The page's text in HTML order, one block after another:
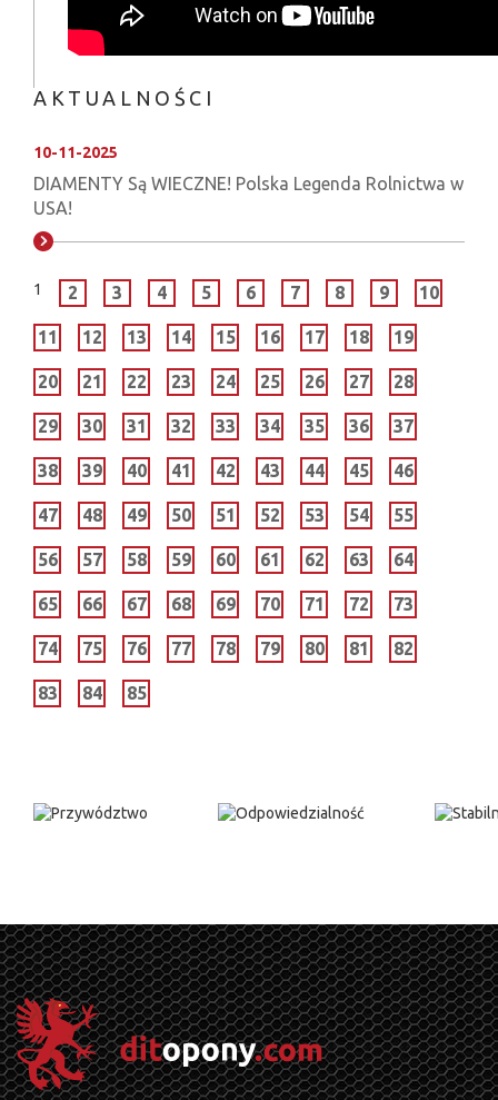
AKTUALNOŚCI
10-11-2025
DIAMENTY Są WIECZNE! Polska Legenda Rolnictwa w
USA!
1 2 3 4 5 6 7 8 9 10
11 12 13 14 15 16 17 18 19
20 21 22 23 24 25 26 27 28
29 30 31 32 33 34 35 36 37
38 39 40 41 42 43 44 45 46
47 48 49 50 51 52 53 54 55
56 57 58 59 60 61 62 63 64
65 66 67 68 69 70 71 72 73
74 75 76 77 78 79 80 81 82
83 84 85